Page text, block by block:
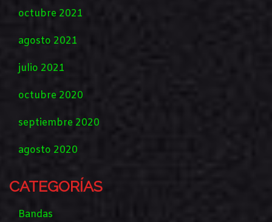
octubre 2021
agosto 2021
julio 2021
octubre 2020
septiembre 2020
agosto 2020
CATEGORÍAS
Bandas